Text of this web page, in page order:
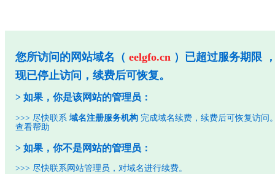
您所访问的网站域名（eelgfo.cn ）已超过服务期限
现已停止访问，续费后可恢复。
> 如果，你是该网站的管理员：
>>> 尽快联系域名注册服务机构 完成域名续费，续费后可恢复访问
查看帮助
> 如果，你不是网站的管理员：
>>> 尽快联系网站管理员，对域名进行续费。